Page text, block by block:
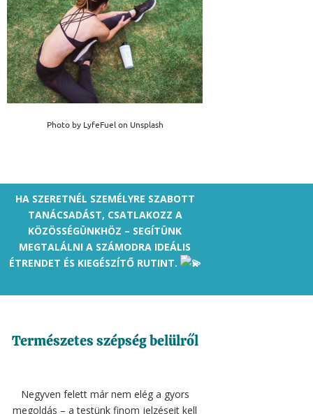
Photo by LyfeFuel on Unsplash
HA SZERETNÉL SZEMÉLYRE SZABOTT
TANÁCSADÁST, CSATLAKOZZ A
KÖZÖSSÉGÜNKHÖZ – SEGÍTÜNK
MEGTALÁLNI A SZÁMODRA IDEÁLIS
ÉTRENDET ÉS KIEGÉSZÍTŐ RUTINT.
Természetes szépség belülről
Negyven felett már nem elég a gyors
megoldás – a testünk finom jelzéseit kell